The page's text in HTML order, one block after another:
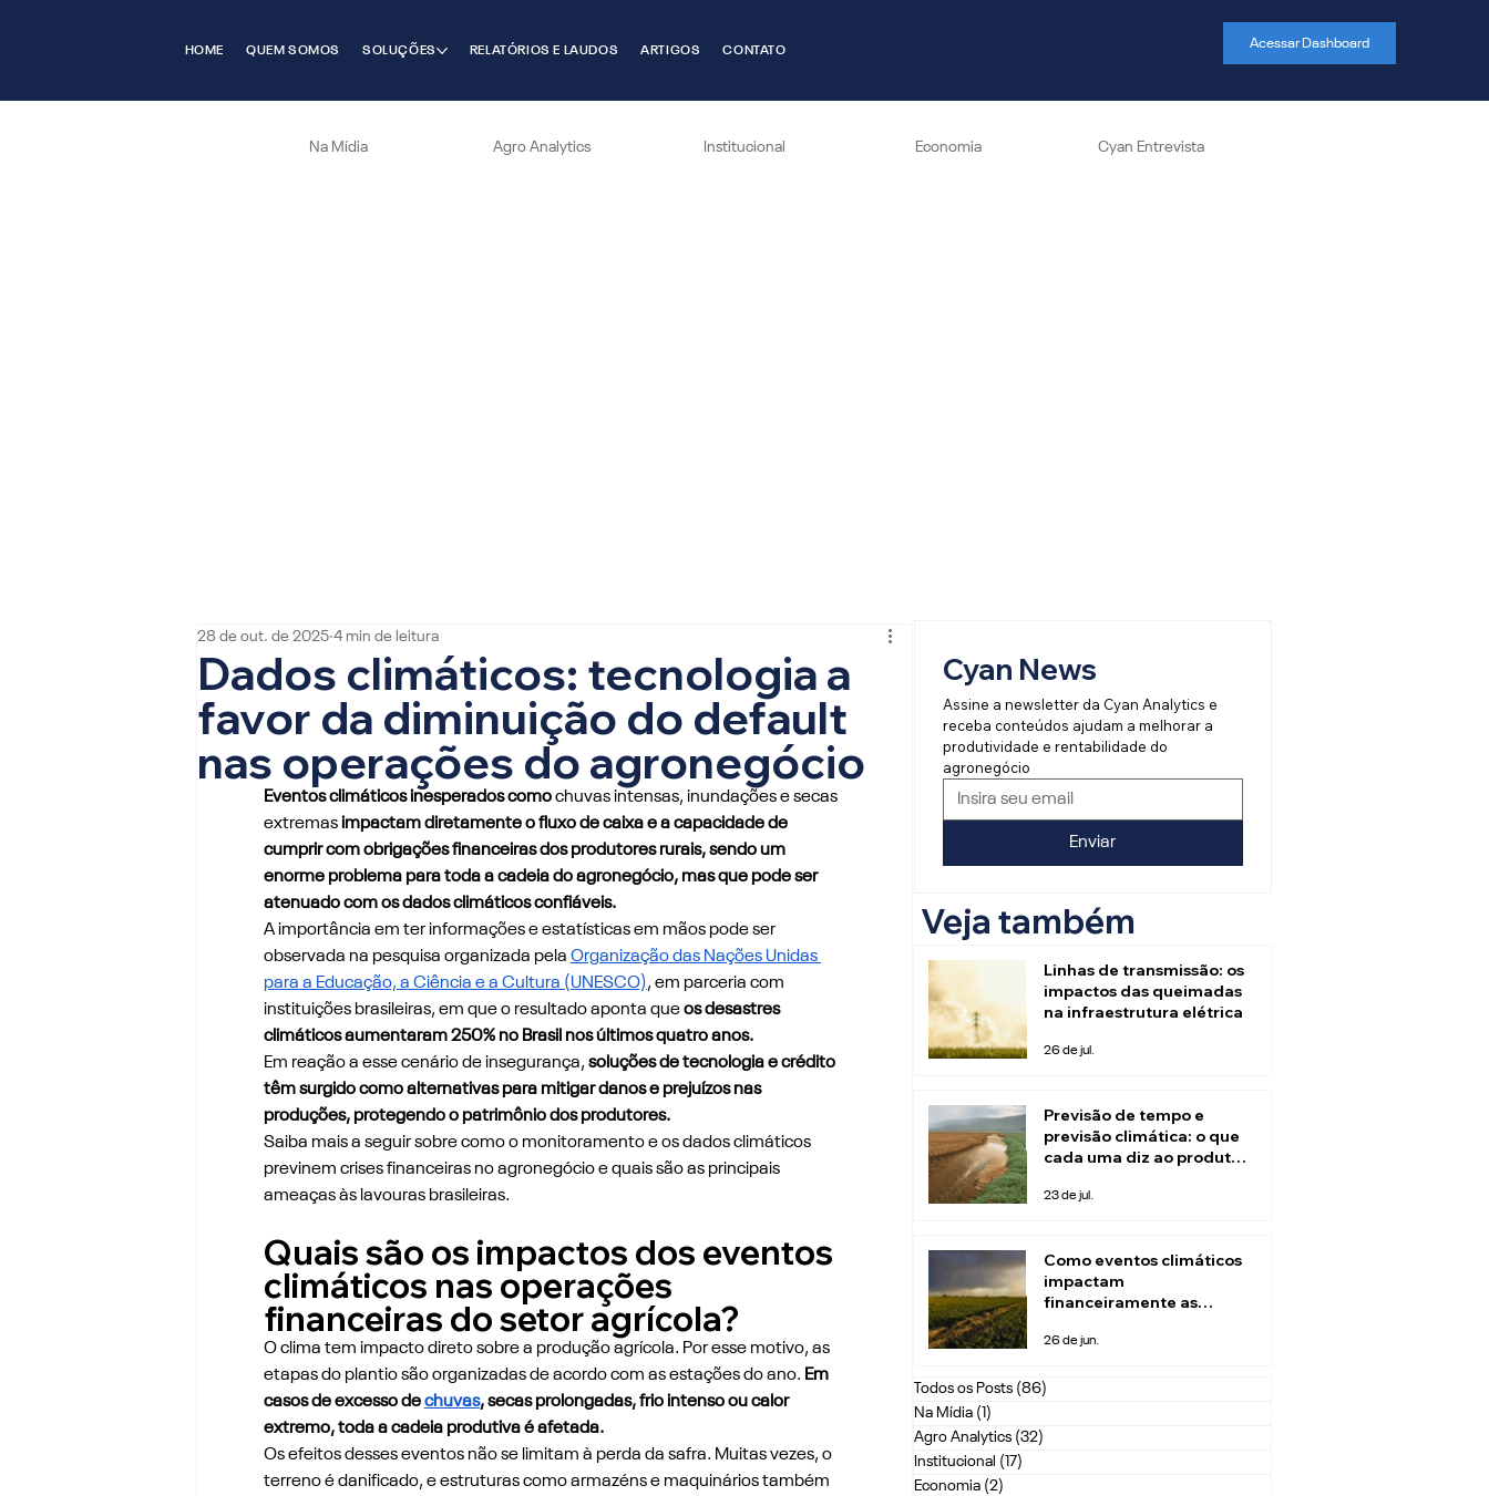
HOME QUEM SOMOS SOLUÇÕES RELATÓRIOS E LAUDOS ARTIGOS CONTATO
Acessar Dashboard
Na Mídia Agro Analytics Institucional Economia Cyan Entrevista
Dados climáticos: tecnologia a
favor da diminuição do default
nas operações do agronegócio
28 de out. de 2025 4 min de leitura
Eventos climáticos inesperados como chuvas intensas, inundações e secas
extremas impactam diretamente o fluxo de caixa e a capacidade de
cumprir com obrigações financeiras dos produtores rurais, sendo um
enorme problema para toda a cadeia do agronegócio, mas que pode ser
atenuado com os dados climáticos confiáveis.
A importância em ter informações e estatísticas em mãos pode ser
observada na pesquisa organizada pela Organização das Nações Unidas
para a Educação, a Ciência e a Cultura (UNESCO), em parceria com
instituições brasileiras, em que o resultado aponta que os desastres
climáticos aumentaram 250% no Brasil nos últimos quatro anos.
Em reação a esse cenário de insegurança, soluções de tecnologia e crédito
têm surgido como alternativas para mitigar danos e prejuízos nas
produções, protegendo o patrimônio dos produtores.
Saiba mais a seguir sobre como o monitoramento e os dados climáticos
previnem crises financeiras no agronegócio e quais são as principais
ameaças às lavouras brasileiras.
Quais são os impactos dos eventos
climáticos nas operações
financeiras do setor agrícola?
O clima tem impacto direto sobre a produção agrícola. Por esse motivo, as
etapas do plantio são organizadas de acordo com as estações do ano. Em
casos de excesso de chuvas, secas prolongadas, frio intenso ou calor
extremo, toda a cadeia produtiva é afetada.
Os efeitos desses eventos não se limitam à perda da safra. Muitas vezes, o
terreno é danificado, e estruturas como armazéns e maquinários também
Cyan News
Assine a newsletter da Cyan Analytics e
receba conteúdos ajudam a melhorar a
produtividade e rentabilidade do
agronegócio
Enviar
Veja também
Linhas de transmissão: os
impactos das queimadas
na infraestrutura elétrica
26 de jul.
Previsão de tempo e
previsão climática: o que
cada uma diz ao produtor
23 de jul.
Como eventos climáticos
impactam
financeiramente as
26 de jun.
Todos os Posts (86)
Na Mídia (1)
Agro Analytics (32)
Institucional (17)
Economia (2)